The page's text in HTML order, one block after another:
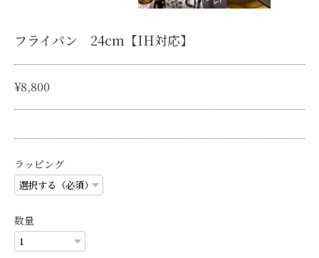
フライパン 24cm【IH対応】
¥8,800
ラッピング
数量